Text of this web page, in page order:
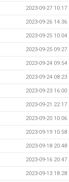
2023-09-27 10:17
2023-09-26 14:36
2023-09-25 10:04
2023-09-25 09:27
2023-09-24 09:54
2023-09-24 08:23
2023-09-23 16:00
2023-09-21 22:17
2023-09-20 10:06
2023-09-19 10:58
2023-09-18 20:48
2023-09-16 20:47
2023-09-13 18:28